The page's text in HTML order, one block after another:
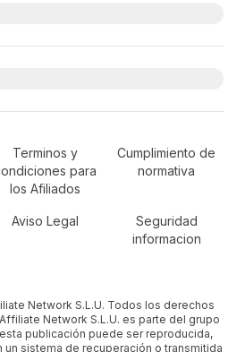
Terminos y
para
los Afiliados
Cumplimiento de
normativa
Aviso Legal
Seguridad
informacion
Network S.L.U. Todos los derechos
Network S.L.U. es parte del grupo
publicación puede ser reproducida,
un sistema de recuperación o transmitida